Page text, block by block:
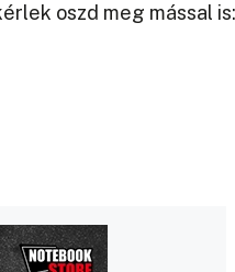
oszd meg mással is: